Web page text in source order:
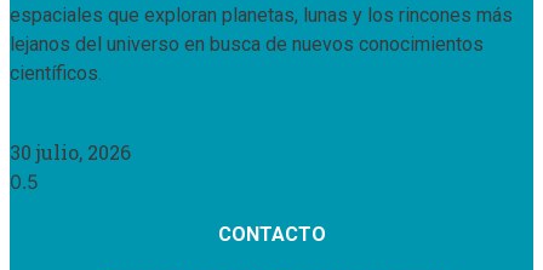
espaciales que exploran planetas, lunas y los rincones más
lejanos del universo en busca de nuevos conocimientos
científicos.
30 julio, 2026
CONTACTO